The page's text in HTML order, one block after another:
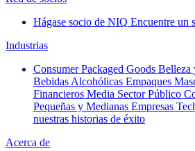
Hágase socio de NIQ Encuentre un
Industrias
Consumer Packaged Goods Belleza
Bebidas Alcohólicas Empaques
Financieros Media Sector Público
Pequeñas y Medianas Empresas
nuestras historias de éxito
Acerca de